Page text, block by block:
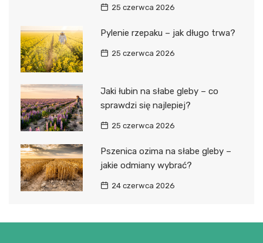
25 czerwca 2026
Pylenie rzepaku – jak długo trwa?
25 czerwca 2026
Jaki łubin na słabe gleby – co
sprawdzi się najlepiej?
25 czerwca 2026
Pszenica ozima na słabe gleby –
jakie odmiany wybrać?
24 czerwca 2026